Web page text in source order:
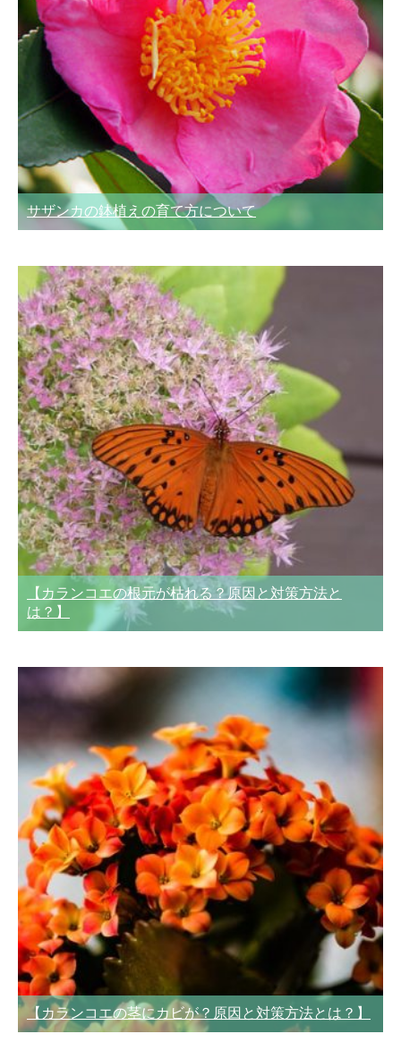
サザンカの鉢植えの育て方について
【カランコエの根元が枯れる？原因と対策方法と
は？】
【カランコエの茎にカビが？原因と対策方法とは？】